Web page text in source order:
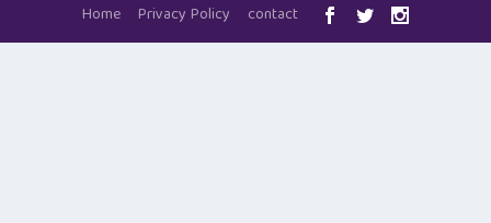
Home
Privacy Policy contact